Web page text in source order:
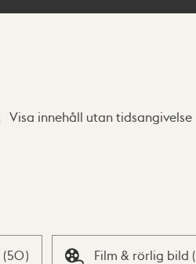
Visa innehåll utan tidsangivelse
(50) Film & rörlig bild (